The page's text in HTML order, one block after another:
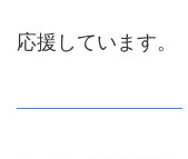
応援しています。